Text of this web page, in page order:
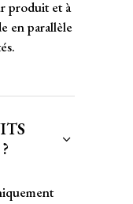
produit et à
en parallèle